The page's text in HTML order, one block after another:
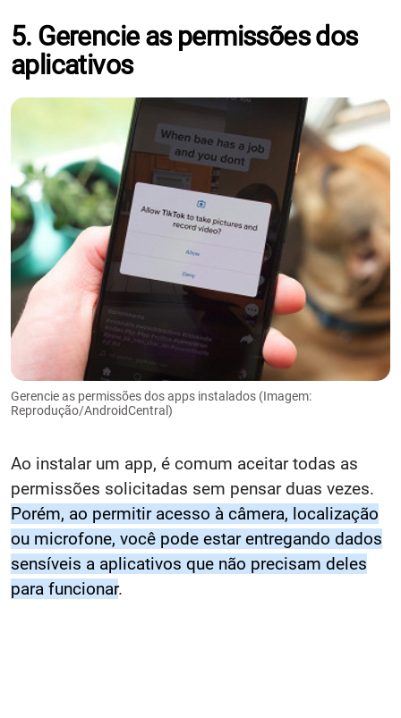
5. Gerencie as permissões dos
aplicativos
Gerencie as permissões dos apps instalados (Imagem:
Reprodução/AndroidCentral)
Ao instalar um app, é comum aceitar todas as
permissões solicitadas sem pensar duas vezes.
Porém, ao permitir acesso à câmera, localização
ou microfone, você pode estar entregando dados
sensíveis a aplicativos que não precisam deles
para funcionar.